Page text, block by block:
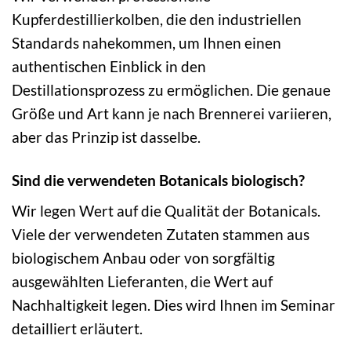
Kupferdestillierkolben, die den industriellen
Standards nahekommen, um Ihnen einen
authentischen Einblick in den
Destillationsprozess zu ermöglichen. Die genaue
Größe und Art kann je nach Brennerei variieren,
aber das Prinzip ist dasselbe.
Sind die verwendeten Botanicals biologisch?
Wir legen Wert auf die Qualität der Botanicals.
Viele der verwendeten Zutaten stammen aus
biologischem Anbau oder von sorgfältig
ausgewählten Lieferanten, die Wert auf
Nachhaltigkeit legen. Dies wird Ihnen im Seminar
detailliert erläutert.